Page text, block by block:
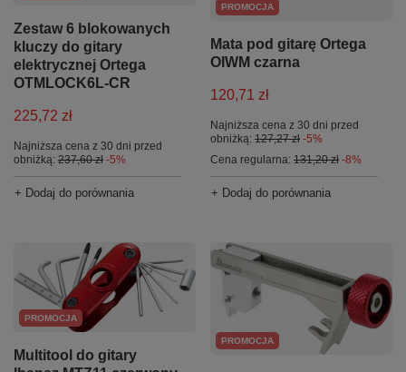
Zestaw 6 blokowanych
kluczy do gitary
elektrycznej Ortega
OTMLOCK6L-CR
225,72 zł
Najniższa cena z 30 dni przed
obniżką: 237,60 zł -5%
+ Dodaj do porównania
PROMOCJA
Mata pod gitarę Ortega
OIWM czarna
120,71 zł
Najniższa cena z 30 dni przed
obniżką: 127,27 zł -5%
Cena regularna: 131,20 zł -8%
+ Dodaj do porównania
PROMOCJA
Multitool do gitary
PROMOCJA